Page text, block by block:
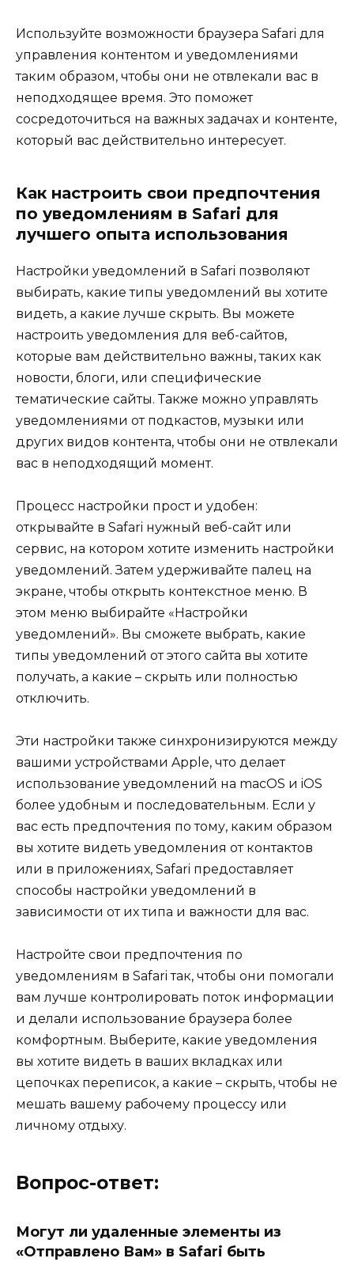
Используйте возможности браузера Safari для
управления контентом и уведомлениями
таким образом, чтобы они не отвлекали вас в
неподходящее время. Это поможет
сосредоточиться на важных задачах и контенте,
который вас действительно интересует.
Как настроить свои предпочтения
по уведомлениям в Safari для
лучшего опыта использования
Настройки уведомлений в Safari позволяют
выбирать, какие типы уведомлений вы хотите
видеть, а какие лучше скрыть. Вы можете
настроить уведомления для веб-сайтов,
которые вам действительно важны, таких как
новости, блоги, или специфические
тематические сайты. Также можно управлять
уведомлениями от подкастов, музыки или
других видов контента, чтобы они не отвлекали
вас в неподходящий момент.
Процесс настройки прост и удобен:
открывайте в Safari нужный веб-сайт или
сервис, на котором хотите изменить настройки
уведомлений. Затем удерживайте палец на
экране, чтобы открыть контекстное меню. В
этом меню выбирайте «Настройки
уведомлений». Вы сможете выбрать, какие
типы уведомлений от этого сайта вы хотите
получать, а какие – скрыть или полностью
отключить.
Эти настройки также синхронизируются между
вашими устройствами Apple, что делает
использование уведомлений на macOS и iOS
более удобным и последовательным. Если у
вас есть предпочтения по тому, каким образом
вы хотите видеть уведомления от контактов
или в приложениях, Safari предоставляет
способы настройки уведомлений в
зависимости от их типа и важности для вас.
Настройте свои предпочтения по
уведомлениям в Safari так, чтобы они помогали
вам лучше контролировать поток информации
и делали использование браузера более
комфортным. Выберите, какие уведомления
вы хотите видеть в ваших вкладках или
цепочках переписок, а какие – скрыть, чтобы не
мешать вашему рабочему процессу или
личному отдыху.
Вопрос-ответ:
Могут ли удаленные элементы из
«Отправлено Вам» в Safari быть